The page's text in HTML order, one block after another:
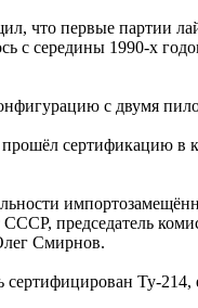
что первые партии
с середины 1990-х
с двумя
сертификацию в
председатель
Смирнов.
Ту-